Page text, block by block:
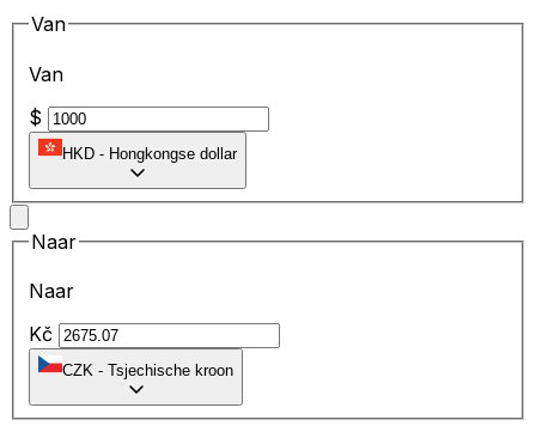
Van
Van
$
HKD - Hongkongse dollar
Naar
Naar
Kč
CZK - Tsjechische kroon